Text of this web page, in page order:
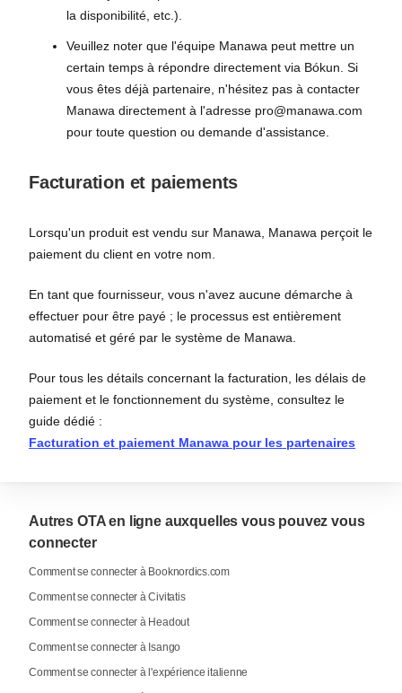
la disponibilité, etc.).
Veuillez noter que l'équipe Manawa peut mettre un
certain temps à répondre directement via Bókun. Si
vous êtes déjà partenaire, n'hésitez pas à contacter
Manawa directement à l'adresse pro@manawa.com
pour toute question ou demande d'assistance.
Facturation et paiements
Lorsqu'un produit est vendu sur Manawa, Manawa perçoit le
paiement du client en votre nom.
En tant que fournisseur, vous n'avez aucune démarche à
effectuer pour être payé ; le processus est entièrement
automatisé et géré par le système de Manawa.
Pour tous les détails concernant la facturation, les délais de
paiement et le fonctionnement du système, consultez le
guide dédié :
Facturation et paiement Manawa pour les partenaires
Autres OTA en ligne auxquelles vous pouvez vous
connecter
Comment se connecter à Booknordics.com
Comment se connecter à Civitatis
Comment se connecter à Headout
Comment se connecter à Isango
Comment se connecter à l'expérience italienne